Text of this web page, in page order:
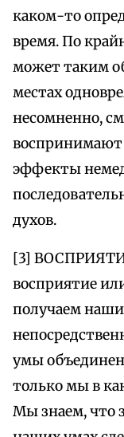
каком-то
время. По
может таким
местах
несомненно,
воспринимают
эффекты
духов.
[3]
восприятие
получаем
умы
только мы в
Мы знаем, что